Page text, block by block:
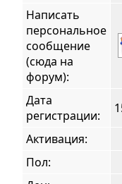
Написать
персональное
сообщение
(сюда на
форум):
Дата
регистрации:
Активация:
Пол: